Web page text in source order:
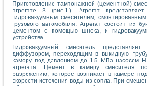
Приготовление тампонажной (цементной)
агрегате 3 (рис.1.). Агрегат
гидровакуумным смесителем,
грузового автомобиля. Агрегат состоит из
цементом с помощью шнека, и
устройства.
Гидровакуумный смеситель
диффузором, пере­ходящим в выкидную
камеру под давлением до 1,5 МПа насосом
агрегата. Цемент в камеру смесителя
разрежению, которое возникает в камере
скорости истечения воды из сопла. При